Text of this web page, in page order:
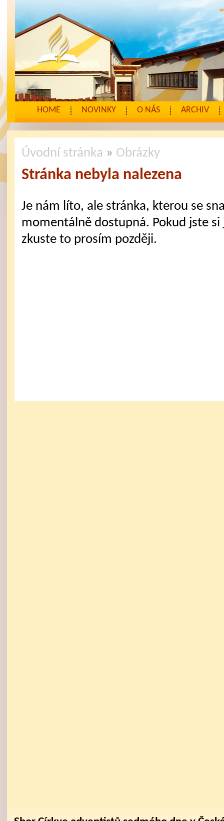
HOME NOVINKY O NÁS ARCHIV
Úvodní stránka » Obrázky
Stránka nebyla nalezena
Je nám líto, ale stránka, kterou se
momentálně dostupná. Pokud jste
zkuste to prosím později.